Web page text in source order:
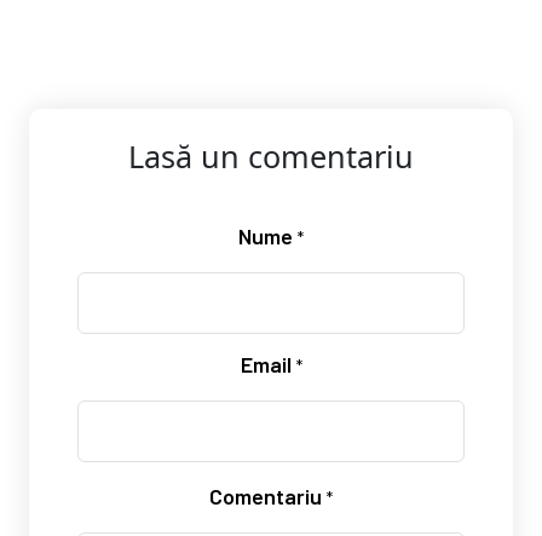
Lasă un comentariu
Comentariu *
Nume *
Email *